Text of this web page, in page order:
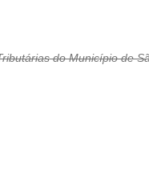
do Município de